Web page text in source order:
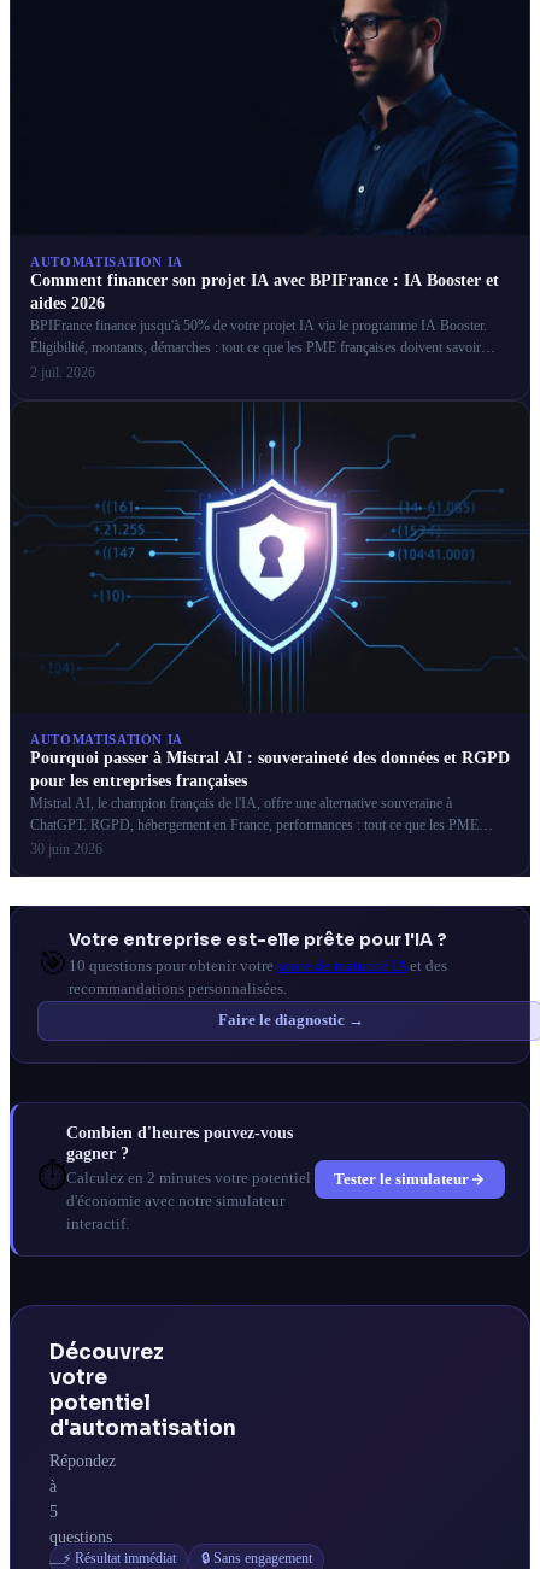
AUTOMATISATION IA
Comment financer son projet IA avec BPIFrance : IA Booster et
aides 2026
BPIFrance finance jusqu'à 50% de votre projet IA via le programme IA Booster.
Éligibilité, montants, démarches : tout ce que les PME françaises doivent savoir
pour obtenir ces aides.
2 juil. 2026
AUTOMATISATION IA
Pourquoi passer à Mistral AI : souveraineté des données et RGPD
pour les entreprises françaises
Mistral AI, le champion français de l'IA, offre une alternative souveraine à
ChatGPT. RGPD, hébergement en France, performances : tout ce que les PME
françaises doivent savoir.
30 juin 2026
🎯
Votre entreprise est-elle prête pour l'IA ?
10 questions pour obtenir votre score de maturité IAet des
recommandations personnalisées.
Faire le diagnostic →
⏱️
Combien d'heures pouvez-vous
gagner ?
Calculez en 2 minutes votre potentiel
d'économie avec notre simulateur
interactif.
Tester le simulateur
Découvrez
votre
potentiel
d'automatisation
Répondez
à
5
questions
—⚡ Résultat immédiat 🔒 Sans engagement